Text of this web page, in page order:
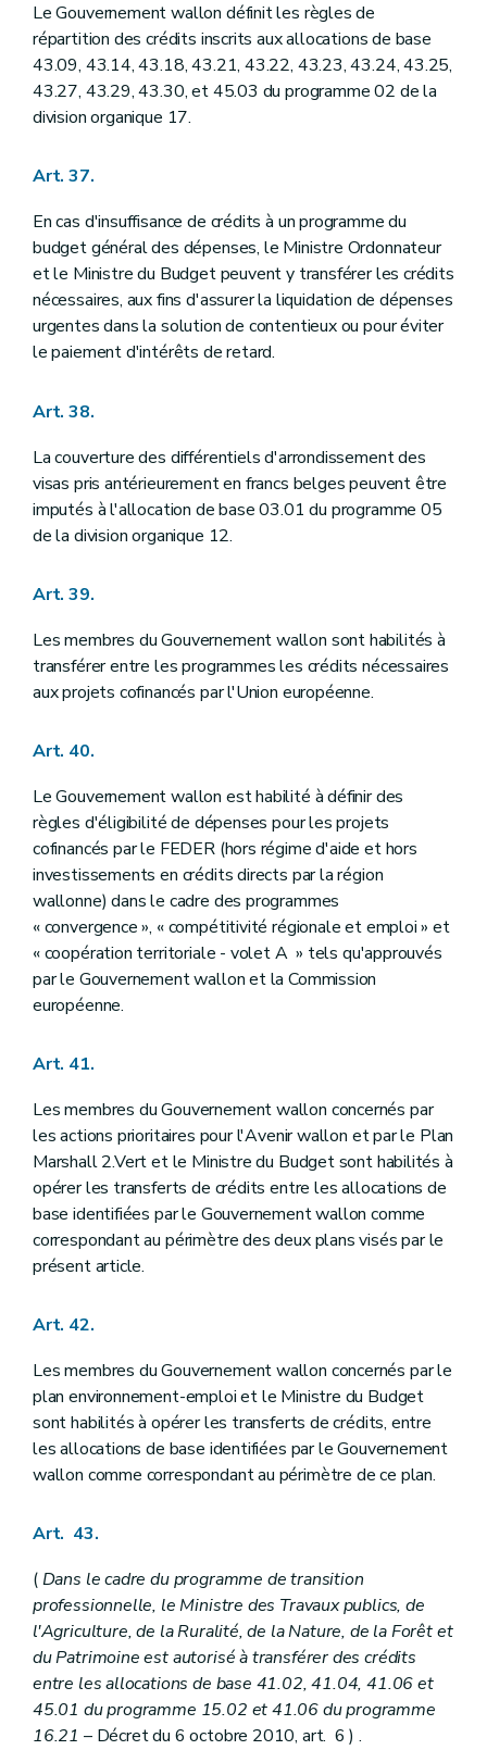
Le Gouvernement wallon définit les règles de
répartition des crédits inscrits aux allocations de base
43.09, 43.14, 43.18, 43.21, 43.22, 43.23, 43.24, 43.25,
43.27, 43.29, 43.30, et 45.03 du programme 02 de la
division organique 17.
Art. 37.
En cas d'insuffisance de crédits à un programme du
budget général des dépenses, le Ministre Ordonnateur
et le Ministre du Budget peuvent y transférer les crédits
nécessaires, aux fins d'assurer la liquidation de dépenses
urgentes dans la solution de contentieux ou pour éviter
le paiement d'intérêts de retard.
Art. 38.
La couverture des différentiels d'arrondissement des
visas pris antérieurement en francs belges peuvent être
imputés à l'allocation de base 03.01 du programme 05
de la division organique 12.
Art. 39.
Les membres du Gouvernement wallon sont habilités à
transférer entre les programmes les crédits nécessaires
aux projets cofinancés par l'Union européenne.
Art. 40.
Le Gouvernement wallon est habilité à définir des
règles d'éligibilité de dépenses pour les projets
cofinancés par le FEDER (hors régime d'aide et hors
investissements en crédits directs par la région
wallonne) dans le cadre des programmes
« convergence », « compétitivité régionale et emploi » et
« coopération territoriale - volet A » tels qu'approuvés
par le Gouvernement wallon et la Commission
européenne.
Art. 41.
Les membres du Gouvernement wallon concernés par
les actions prioritaires pour l'Avenir wallon et par le Plan
Marshall 2.Vert et le Ministre du Budget sont habilités à
opérer les transferts de crédits entre les allocations de
base identifiées par le Gouvernement wallon comme
correspondant au périmètre des deux plans visés par le
présent article.
Art. 42.
Les membres du Gouvernement wallon concernés par le
plan environnement-emploi et le Ministre du Budget
sont habilités à opérer les transferts de crédits, entre
les allocations de base identifiées par le Gouvernement
wallon comme correspondant au périmètre de ce plan.
Art. 43.
(Dans le cadre du programme de transition
professionnelle, le Ministre des Travaux publics, de
l'Agriculture, de la Ruralité, de la Nature, de la Forêt et
du Patrimoine est autorisé à transférer des crédits
entre les allocations de base 41.02, 41.04, 41.06 et
45.01 du programme 15.02 et 41.06 du programme
16.21 – Décret du 6 octobre 2010, art. 6 ) .